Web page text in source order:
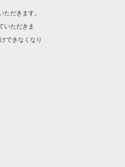
だきます。
いただきま
できなくなり